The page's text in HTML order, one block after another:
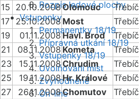
Rozpis ledové plochy
Vstupenky
Permanentky 18/19
Přípravná utkání 18/19
Vstupenky 18/19
Uvolňování míst
Zvýhodněné
On-line
15
20.10.2008Olomouc Třebíč
17
25.10.2008Most Třebíč
19
01.11.2008Havl. Brod Třebíč
21
08.11.2008Kometa Třebíč
23
15.11.2008Chrudim Třebíč
25
19.11.2008Hr. Králové Třebíč
27
26.11.2008Chomutov Třebíč